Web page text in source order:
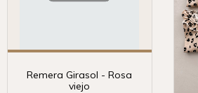
Remera Girasol - Rosa
viejo